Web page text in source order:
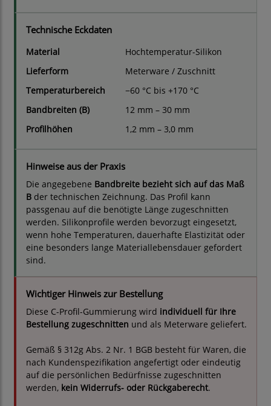
Technische Eckdaten
Material
Hochtemperatur-Silikon
Lieferform
Meterware / Zuschnitt
Temperaturbereich
−60 °C bis +170 °C
Bandbreiten (B)
12 mm – 30 mm
Profilhöhen
1,2 mm – 3,0 mm
Hinweise aus der Praxis
Die angegebene Bandbreite bezieht sich auf das Maß
B der technischen Zeichnung. Das Profil kann
passgenau auf die benötigte Länge zugeschnitten
werden. Silikonprofile werden bevorzugt eingesetzt,
wenn hohe Temperaturen, dauerhafte Elastizität oder
eine besonders lange Materiallebensdauer gefordert
sind.
Wichtiger Hinweis zur Bestellung
Diese C-Profil-Gummierung wird individuell für Ihre
Bestellung zugeschnitten und als Meterware geliefert.
Gemäß § 312g Abs. 2 Nr. 1 BGB besteht für Waren, die
nach Kundenspezifikation angefertigt oder eindeutig
auf die persönlichen Bedürfnisse zugeschnitten
werden, kein Widerrufs- oder Rückgaberecht.